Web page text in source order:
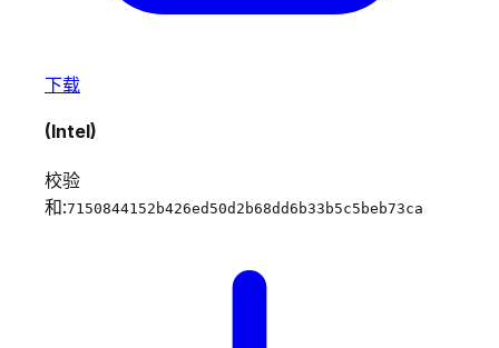
下载
(Intel)
校验
和:7150844152b426ed50d2b68dd6b33b5c5beb73ca